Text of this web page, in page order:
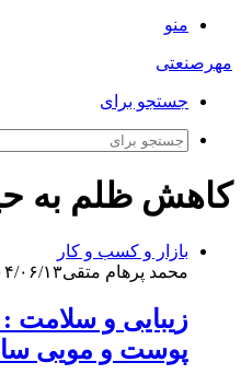
منو
مهرصنعتی
جستجو برای
کاهش ظلم به
بازار و کسب و کار
محمد پرهام متقی۱۴۰۴/
زیبایی و سلامت :
پوست و مویی